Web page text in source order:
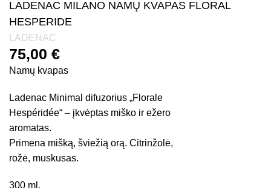
LADENAC MILANO NAMŲ KVAPAS FLORAL
HESPERIDE
LADENAC
75,00 €
Namų kvapas
Ladenac Minimal difuzorius „Florale
Hespéridée“ – įkvėptas miško ir ežero
aromatas.
Primena mišką, šviežią orą. Citrinžolė,
rožė, muskusas.
300 ml.